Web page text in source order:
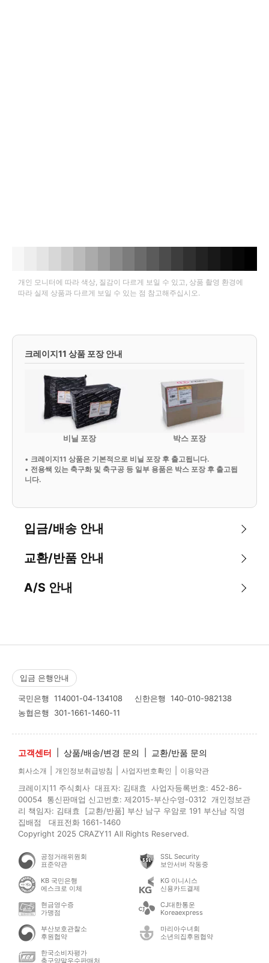
개인 모니터에 따라 색상, 질감이 다르게 보일 수 있고, 상품 촬영 환경에
따라 실제 상품과 다르게 보일 수 있는 점 참고해주십시오.
크레이지11 상품 포장 안내
비닐 포장 박스 포장
• 크레이지11 상품은 기본적으로 비닐 포장 후 출고됩니다.
• 전용쌕 있는 축구화 및 축구공 등 일부 용품은 박스 포장 후 출고됩
니다.
입금/배송 안내
교환/반품 안내
A/S 안내
입금 은행안내
국민은행 114001-04-134108 신한은행 140-010-982138
농협은행 301-1661-1460-11
고객센터 상품/배송/변경 문의 교환/반품 문의
회사소개 개인정보취급방침 사업자번호확인 이용약관
크레이지11 주식회사 대표자: 김태효 사업자등록번호: 452-86-
00054 통신판매업 신고번호: 제2015-부산수영-0312 개인정보관
리 책임자: 김태효 [교환/반품] 부산 남구 우암로 191 부산남 직영
집배점 대표전화 1661-1460
Copyright 2025 CRAZY11 All Rights Reserved.
공정거래위원회
표준약관
SSL Security
보안서버 작동중
KB 국민은행
에스크로 이체
KG 이니시스
신용카드결제
현금영수증
가맹점
CJ대한통운
Koreaexpress
부산보호관찰소
후원협약
마리아수녀회
소년의집후원협약
한국소비자평가
축구양말우수판매처